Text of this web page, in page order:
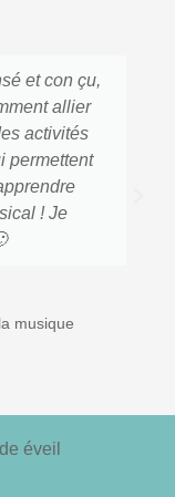
et con çu,
allier
activités
permettent
! Je
musique